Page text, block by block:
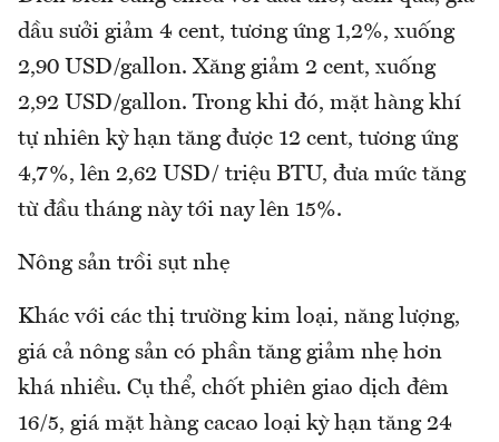
dầu sưởi giảm 4 cent, tương ứng 1,2%, xuống
2,90 USD/gallon. Xăng giảm 2 cent, xuống
2,92 USD/gallon. Trong khi đó, mặt hàng khí
tự nhiên kỳ hạn tăng được 12 cent, tương ứng
4,7%, lên 2,62 USD/ triệu BTU, đưa mức tăng
từ đầu tháng này tới nay lên 15%.
Nông sản trồi sụt nhẹ
Khác với các thị trường kim loại, năng lượng,
giá cả nông sản có phần tăng giảm nhẹ hơn
khá nhiều. Cụ thể, chốt phiên giao dịch đêm
16/5, giá mặt hàng cacao loại kỳ hạn tăng 24